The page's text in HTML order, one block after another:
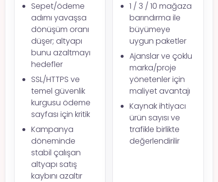
Sepet/ödeme
adımı yavaşsa
dönüşüm oranı
düşer; altyapı
bunu azaltmayı
hedefler
SSL/HTTPS ve
temel güvenlik
kurgusu ödeme
sayfası için kritik
Kampanya
döneminde
stabil çalışan
altyapı satış
kaybını azaltır
1 / 3 / 10 mağaza
barındırma ile
büyümeye
uygun paketler
Ajanslar ve çoklu
marka/proje
yönetenler için
maliyet avantajı
Kaynak ihtiyacı
ürün sayısı ve
trafikle birlikte
değerlendirilir